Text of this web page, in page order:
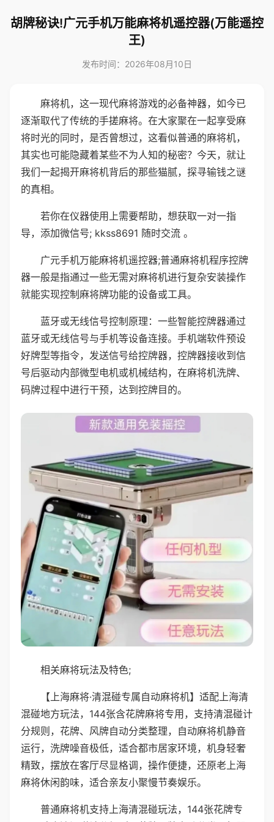
胡牌秘诀!广元手机万能麻将机遥控器(万能遥控
王)
发布时间：2026年08月10日
麻将机，这一现代麻将游戏的必备神器，如今已
逐渐取代了传统的手搓麻将。在大家聚在一起享受麻
将时光的同时，是否曾想过，这看似普通的麻将机，
其实也可能隐藏着某些不为人知的秘密？今天，就让
我们一起揭开麻将机背后的那些猫腻，探寻输钱之谜
的真相。
若你在仪器使用上需要帮助，想获取一对一指
导，添加微信号; kkss8691 随时交流 。
广元手机万能麻将机遥控器;普通麻将机程序控牌
器一般是指通过一些无需对麻将机进行复杂安装操作
就能实现控制麻将牌功能的设备或工具。
蓝牙或无线信号控制原理：一些智能控牌器通过
蓝牙或无线信号与手机等设备连接。手机端软件预设
好牌型等指令，发送信号给控牌器，控牌器接收到信
号后驱动内部微型电机或机械结构，在麻将机洗牌、
码牌过程中进行干预，达到控牌目的。
相关麻将玩法及特色;
【上海麻将·清混碰专属自动麻将机】适配上海清
混碰地方玩法，144张含花牌麻将专用，支持清混碰计
分规则，花牌、风牌自动分类整理，自动麻将机静音
运行，洗牌噪音极低，适合都市居家环境，机身轻奢
精致，摆放在客厅尽显格调，操作便捷，还原老上海
麻将休闲韵味，适合亲友小聚慢节奏娱乐。
普通麻将机支持上海清混碰玩法，144张花牌专